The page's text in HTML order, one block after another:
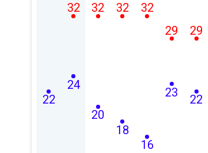
22
24
32
20
32
18
32
16
32
23
29
22
29